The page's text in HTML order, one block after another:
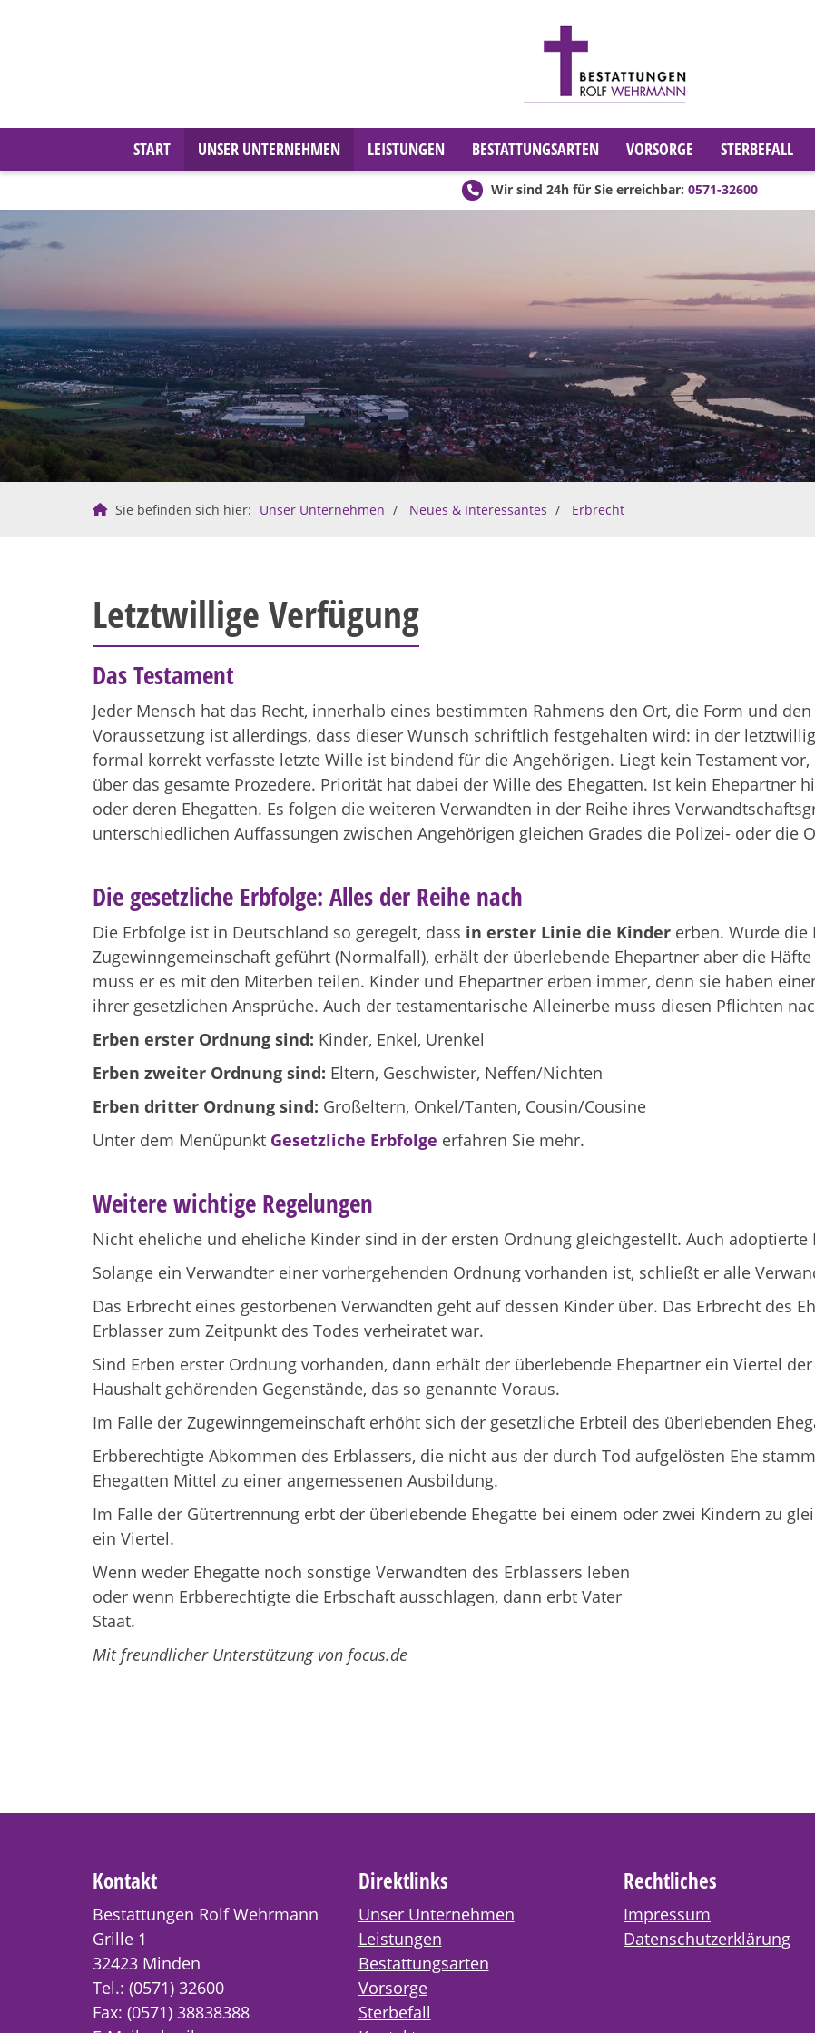
START UNSER UNTERNEHMEN LEISTUNGEN BESTATTUNGSARTEN VORSORGE STERBEFALL
Wir sind 24h für Sie erreichbar: 0571-32600
Sie befinden sich hier: Unser Unternehmen Neues & Interessantes Erbrecht
Letztwillige Verfügung
Das Testament
Jeder Mensch hat das Recht, innerhalb eines bestimmten Rahmens den Ort, die Form und
Voraussetzung ist allerdings, dass dieser Wunsch schriftlich festgehalten wird: in der
formal korrekt verfasste letzte Wille ist bindend für die Angehörigen. Liegt kein Testament
über das gesamte Prozedere. Priorität hat dabei der Wille des Ehegatten. Ist kein Ehepartner
oder deren Ehegatten. Es folgen die weiteren Verwandten in der Reihe ihres
unterschiedlichen Auffassungen zwischen Angehörigen gleichen Grades die Polizei- oder die
Die gesetzliche Erbfolge: Alles der Reihe nach
Die Erbfolge ist in Deutschland so geregelt, dass in erster Linie die Kinder erben. Wurde die
Zugewinngemeinschaft geführt (Normalfall), erhält der überlebende Ehepartner aber die
muss er es mit den Miterben teilen. Kinder und Ehepartner erben immer, denn sie haben
ihrer gesetzlichen Ansprüche. Auch der testamentarische Alleinerbe muss diesen Pflichten
Erben erster Ordnung sind: Kinder, Enkel, Urenkel
Erben zweiter Ordnung sind: Eltern, Geschwister, Neffen/Nichten
Erben dritter Ordnung sind: Großeltern, Onkel/Tanten, Cousin/Cousine
Unter dem Menüpunkt Gesetzliche Erbfolge erfahren Sie mehr.
Weitere wichtige Regelungen
Nicht eheliche und eheliche Kinder sind in der ersten Ordnung gleichgestellt. Auch
Solange ein Verwandter einer vorhergehenden Ordnung vorhanden ist, schließt er alle
Das Erbrecht eines gestorbenen Verwandten geht auf dessen Kinder über. Das Erbrecht des
Erblasser zum Zeitpunkt des Todes verheiratet war.
Sind Erben erster Ordnung vorhanden, dann erhält der überlebende Ehepartner ein Viertel
Haushalt gehörenden Gegenstände, das so genannte Voraus.
Im Falle der Zugewinngemeinschaft erhöht sich der gesetzliche Erbteil des überlebenden
Erbberechtigte Abkommen des Erblassers, die nicht aus der durch Tod aufgelösten Ehe
Ehegatten Mittel zu einer angemessenen Ausbildung.
Im Falle der Gütertrennung erbt der überlebende Ehegatte bei einem oder zwei Kindern zu
ein Viertel.
Wenn weder Ehegatte noch sonstige Verwandten des Erblassers leben
oder wenn Erbberechtigte die Erbschaft ausschlagen, dann erbt Vater
Staat.
Mit freundlicher Unterstützung von focus.de
Kontakt
Bestattungen Rolf Wehrmann
Grille 1
32423 Minden
Tel.: (0571) 32600
Fax: (0571) 38838388
Direktlinks
Unser Unternehmen
Leistungen
Bestattungsarten
Vorsorge
Sterbefall
Rechtliches
Impressum
Datenschutzerklärung